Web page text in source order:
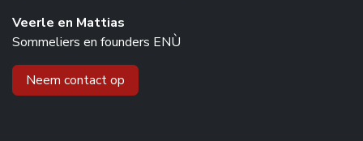
Veerle en Mattias
Sommeliers en founders ENÙ
Neem contact op